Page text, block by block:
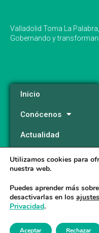
Valladolid Toma La
Gobernando y
Inicio
Conócenos
Actualidad
Programa
Utilizamos cookies para
nuestra web.
Puedes aprender más
desactivarlas en los ajustes
Privacidad.
Aceptar Rechazar